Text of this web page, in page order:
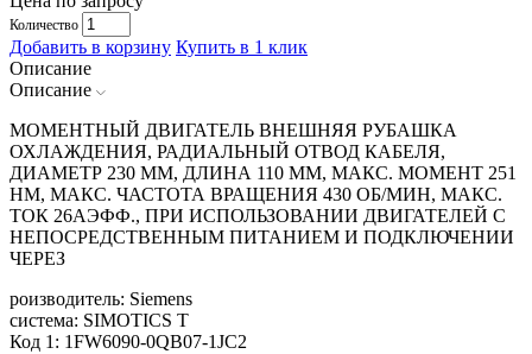
Количество
Добавить в корзину Купить в 1 клик
Описание
Описание
МОМЕНТНЫЙ ДВИГАТЕЛЬ ВНЕШНЯЯ РУБАШКА
ОХЛАЖДЕНИЯ, РАДИАЛЬНЫЙ ОТВОД КАБЕЛЯ,
ДИАМЕТР 230 ММ, ДЛИНА 110 ММ, МАКС. МОМЕНТ 251
HM, МАКС. ЧАСТОТА ВРАЩЕНИЯ 430 ОБ/MИН, МАКС.
ТОК 26АЭФФ., ПРИ ИСПОЛЬЗОВАНИИ ДВИГАТЕЛЕЙ С
НЕПОСРЕДСТВЕННЫМ ПИТАНИЕМ И ПОДКЛЮЧЕНИИ
ЧЕРЕЗ
роизводитель: Siemens
система: SIMOTICS T
Код 1: 1FW6090-0QB07-1JC2